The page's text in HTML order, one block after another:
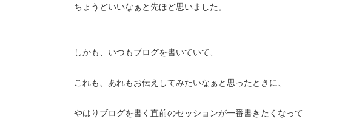
ちょうどいいなぁと先ほど思いました。
しかも、いつもブログを書いていて、
これも、あれもお伝えしてみたいなぁと思ったときに、
やはりブログを書く直前のセッションが一番書きたくなって